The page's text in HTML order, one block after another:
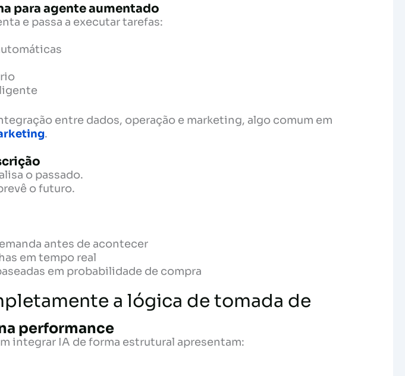
para agente aumentado
e passa a executar tarefas:
entre dados, operação e marketing, algo comum em
.
o passado.
o futuro.
antes de acontecer
em tempo real
em probabilidade de compra
a lógica de tomada de
performance
integrar IA de forma estrutural apresentam: